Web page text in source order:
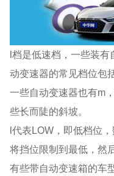
l档是低速档，一些装有
动变速器的常见档位包
一些自动变速器也有m
些长而陡的斜坡。
l代表LOW，即低档位
将挡位限制到最低，然
有些带自动变速箱的车